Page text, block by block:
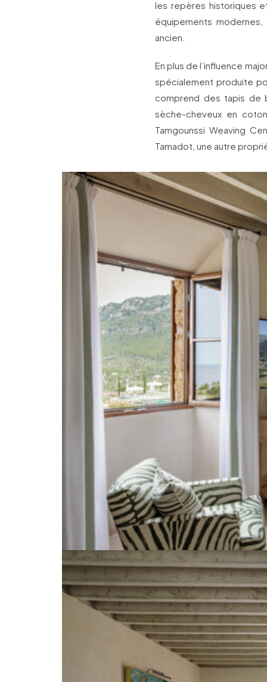
les repères historiques
équipements
ancien.
En plus de l’influence
spécialement produite
comprend des tapis de
sèche-cheveux en
Tamgounssi Weaving
Tamadot, une autre